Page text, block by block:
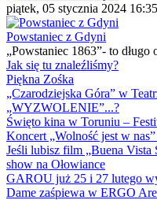
piątek, 05 stycznia 2024 16:35
Powstaniec z Gdyni
„Powstaniec 1863”- to
Jak się tu znaleźliśmy?
Piękna Zośka
„Czarodziejska Góra” w
„WYZWOLENIE”...?
Święto kina w Toruniu –
Koncert „Wolność jest w
Jeśli lubisz film „Buena Vista
show na Ołowiance
GAROU już 25 i 27 lutego
Dame zaśpiewa w ERGO